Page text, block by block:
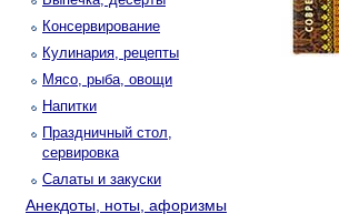
Консервирование
Кулинария, рецепты
Мясо, рыба, овощи
Напитки
Праздничный стол,
сервировка
Салаты и закуски
Анекдоты, ноты, афоризмы